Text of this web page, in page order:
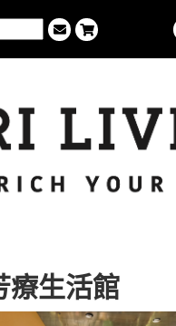
療生活館